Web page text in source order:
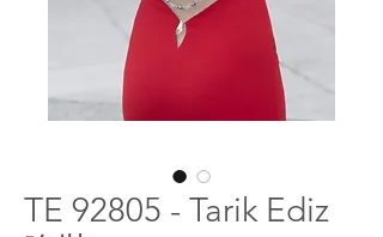
TE 92805 - Tarik Ediz